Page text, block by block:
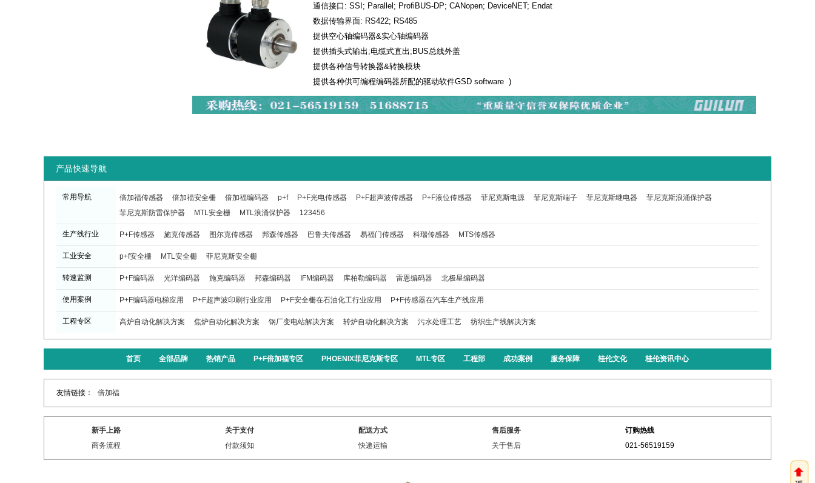
通信接口: SSI; Parallel; ProfiBUS-DP; CANopen; DeviceNET; Endat
数据传输界面: RS422; RS485
提供空心轴编码器&实心轴编码器
提供插头式输出;电缆式直出;BUS总线外盖
提供各种信号转换器&转换模块
提供各种供可编程编码器所配的驱动软件GSD software )
产品快速导航
常用导航 倍加福传感器 倍加福安全栅 倍加福编码器 p+f P+F光电传感器 P+F超声波传感器 P+F液位传感器 菲尼克斯电源 菲尼克斯端子 菲尼克斯继电器
菲尼克斯浪涌保护器
菲尼克斯防雷保护器
MTL安全栅 MTL浪涌保护器 123456
生产线行业 P+F传感器 施克传感器 图尔克传感器 邦森传感器 巴鲁夫传感器 易福门传感器 科瑞传感器 MTS传感器
工业安全 p+f安全栅 MTL安全栅 菲尼克斯安全栅
转速监测 P+F编码器 光洋编码器 施克编码器 邦森编码器 IFM编码器 库柏勒编码器 雷恩编码器 北极星编码器
使用案例 P+F编码器电梯应用 P+F超声波印刷行业应用 P+F安全栅在石油化工行业应用 P+F传感器在汽车生产线应用
工程专区 高炉自动化解决方案 焦炉自动化解决方案 钢厂变电站解决方案 转炉自动化解决方案 污水处理工艺 纺织生产线解决方案
首页 全部品牌 热销产品 P+F倍加福专区 PHOENIX菲尼克斯专区 MTL专区 工程部 成功案例 服务保障 桂伦文化 桂伦资讯中心
友情链接： 倍加福
新手上路
商务流程
关于支付
付款须知
配送方式
快递运输
售后服务
关于售后
订购热线
021-56519159